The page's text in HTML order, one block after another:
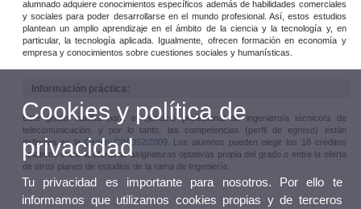
alumnado adquiere conocimientos específicos además de habilidades comerciales
y sociales para poder desarrollarse en el mundo profesional. Así, estos estudios
plantean un amplio aprendizaje en el ámbito de la ciencia y la tecnología y, en
particular, la tecnología aplicada. Igualmente, ofrecen formación en economía y
empresa y conocimientos sobre cuestiones sociales y humanísticas.
Información práctica:
Este grado habilita para el ejercicio profesional de ingeniero/a técnico/a de
telecomunicación, y por lo tanto, las competencias (perfil de egreso) están
definidas en laOrden CIN/352/2009. Los alumnos pueden elegir los 18 créditos
optativos entre la oferta de asignaturas optativas propia del grado o entre la oferta
de otros planes de estudios de la rama de Ingeniería.
Cookies y política de
privacidad
Tu privacidad es importante para nosotros. Por ello te
informamos que utilizamos cookies propias y de terceros